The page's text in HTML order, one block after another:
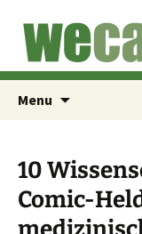
content
We Run
Für die
auf der Flucht
Menu
10
Comic-